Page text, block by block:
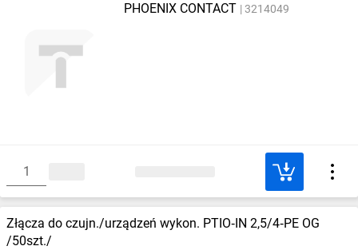
PHOENIX CONTACT 3214049
Złącza do czujn./urządzeń wykon. PTIO‑IN 2,5/4‑PE OG
/50szt./